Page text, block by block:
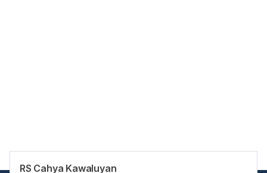
RS Cahya Kawaluyan